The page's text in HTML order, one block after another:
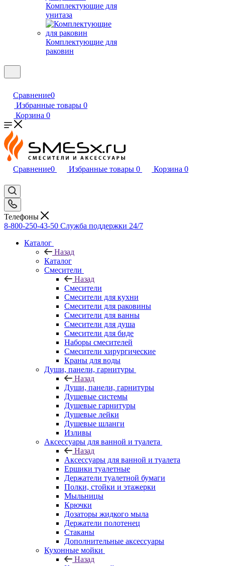
Комплектующие для
унитаза
Комплектующие для
раковин
Сравнение0
Избранные товары 0
Корзина 0
Сравнение0 Избранные товары 0 Корзина 0
Телефоны
8-800-250-43-50 Служба поддержки 24/7
Каталог
Назад
Каталог
Смесители
Назад
Смесители
Смесители для кухни
Смесители для раковины
Смесители для ванны
Смесители для душа
Смесители для биде
Наборы смесителей
Смесители хирургические
Краны для воды
Души, панели, гарнитуры
Назад
Души, панели, гарнитуры
Душевые системы
Душевые гарнитуры
Душевые лейки
Душевые шланги
Изливы
Аксессуары для ванной и туалета
Назад
Аксессуары для ванной и туалета
Ершики туалетные
Держатели туалетной бумаги
Полки, стойки и этажерки
Мыльницы
Крючки
Дозаторы жидкого мыла
Держатели полотенец
Стаканы
Дополнительные аксессуары
Кухонные мойки
Назад